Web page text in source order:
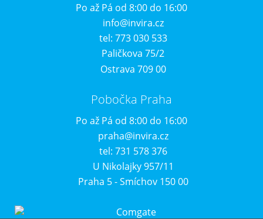
Po až Pá od 8:00 do 16:00
info@invira.cz
tel: 773 030 533
Paličkova 75/2
Ostrava 709 00
Pobočka Praha
Po až Pá od 8:00 do 16:00
praha@invira.cz
tel: 731 578 376
U Nikolajky 957/11
Praha 5 - Smíchov 150 00